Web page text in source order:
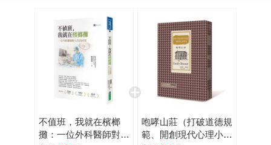
均、消費性醫療（病歷的紊雜且難以追蹤）等等高速壓力，
一如影集《匹茲堡醫魂》裡的Dr. Robbie，第一季與亦師亦友
的同儕之死的自責對抗，第二季則試圖在看過太多生死而無
從釋放的虛空狀態裡解脫，本書恰正能成為下一季主題：關
懷病患的真諦在於傾聽、理解、設身處地、接納每個人的本
質，將他們視為獨立個體。 敘事核心在尋找醫病之間純粹
的「人的關係」。本書描繪了當代鄉村家庭醫師與患者彼此
身心牽繫的全景圖像──美好瞬間源於對所處地區的理解、對
不值班，我就在檳榔
攤：一位外科醫師對人
咆哮山莊（打破道德規
範、開創現代心理小說